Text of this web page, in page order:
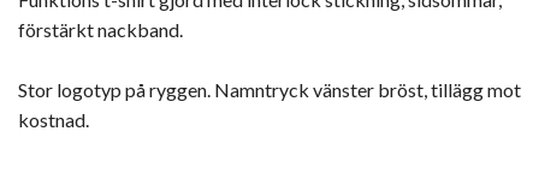
förstärkt nackband.
Stor logotyp på ryggen. Namntryck vänster bröst, tillägg mot
kostnad.